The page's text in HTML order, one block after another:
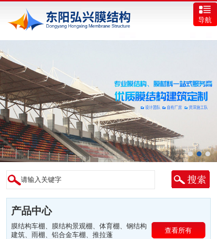
导航
产品中心
膜结构车棚、膜结构景观棚、体育棚、钢结构
建筑、雨棚、铝合金车棚、推拉蓬
查看所有